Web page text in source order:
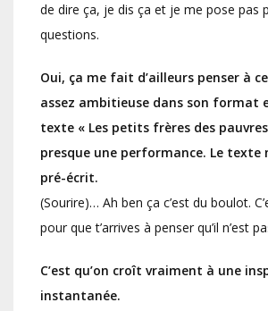
de dire ça, je dis ça et je me pose pas
questions.
Oui, ça me fait d’ailleurs penser à
assez ambitieuse dans son format
texte « Les petits frères des
presque une performance. Le texte
pré-écrit.
(Sourire)… Ah ben ça c’est du boulot.
pour que t’arrives à penser qu’il n’est
C’est qu’on croît vraiment à une
instantanée.